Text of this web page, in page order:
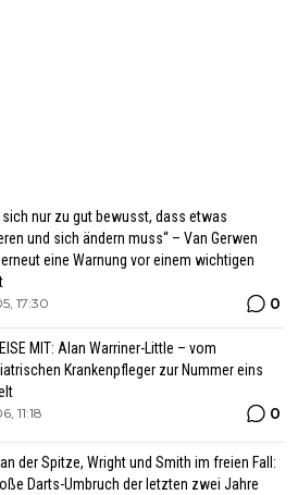
sich nur zu gut bewusst, dass etwas
und sich ändern muss“ – Van Gerwen
eine Warnung vor einem wichtigen
17:30 0
MIT: Alan Warriner-Little – vom
Krankenpfleger zur Nummer eins
11:18 0
der Spitze, Wright und Smith im freien Fall:
Darts-Umbruch der letzten zwei Jahre